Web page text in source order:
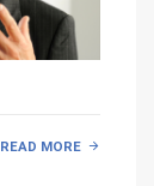
READ MORE